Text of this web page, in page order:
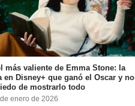
más valiente de Emma Stone: la
en Disney+ que ganó el Oscar y no
de mostrarlo todo
enero de 2026